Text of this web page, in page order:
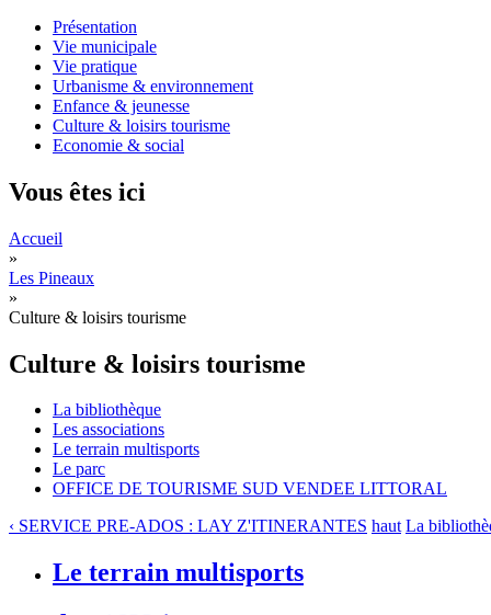
Présentation
Vie municipale
Vie pratique
Urbanisme & environnement
Enfance & jeunesse
Culture & loisirs tourisme
Economie & social
Vous êtes ici
Accueil
»
Les Pineaux
»
Culture & loisirs tourisme
Culture & loisirs tourisme
La bibliothèque
Les associations
Le terrain multisports
Le parc
OFFICE DE TOURISME SUD VENDEE LITTORAL
‹ SERVICE PRE-ADOS : LAY Z'ITINERANTES haut La
Le terrain multisports